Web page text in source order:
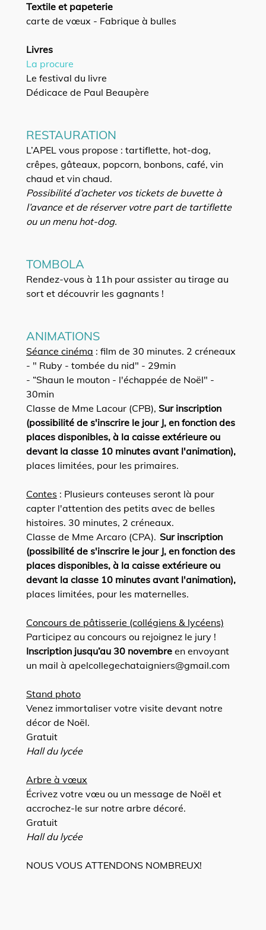
Textile et papeterie
carte de vœux - Fabrique à bulles
Livres
La procure
Le festival du livre
Dédicace de Paul Beaupère
RESTAURATION
L’APEL vous propose : tartiflette, hot-dog,
crêpes, gâteaux, popcorn, bonbons, café, vin
chaud et vin chaud.
Possibilité d’acheter vos tickets de buvette à
l’avance et de réserver votre part de tartiflette
ou un menu hot-dog.
TOMBOLA
Rendez-vous à 11h pour assister au tirage au
sort et découvrir les gagnants !
ANIMATIONS
Séance cinéma : film de 30 minutes. 2 créneaux
- " Ruby - tombée du nid" - 29min
- “Shaun le mouton - l'échappée de Noël" -
30min
Classe de Mme Lacour (CPB), Sur inscription
(possibilité de s'inscrire le jour J, en fonction des
places disponibles, à la caisse extérieure ou
devant la classe 10 minutes avant l'animation),
places limitées, pour les primaires.
Contes : Plusieurs conteuses seront là pour
capter l'attention des petits avec de belles
histoires. 30 minutes, 2 créneaux.
Classe de Mme Arcaro (CPA). Sur inscription
(possibilité de s'inscrire le jour J, en fonction des
places disponibles, à la caisse extérieure ou
devant la classe 10 minutes avant l'animation),
places limitées, pour les maternelles.
Concours de pâtisserie (collégiens & lycéens)
Participez au concours ou rejoignez le jury !
Inscription jusqu’au 30 novembre en envoyant
un mail à apelcollegechataigniers@gmail.com
Stand photo
Venez immortaliser votre visite devant notre
décor de Noël.
Gratuit
Hall du lycée
Arbre à vœux
Écrivez votre vœu ou un message de Noël et
accrochez-le sur notre arbre décoré.
Gratuit
Hall du lycée
NOUS VOUS ATTENDONS NOMBREUX!